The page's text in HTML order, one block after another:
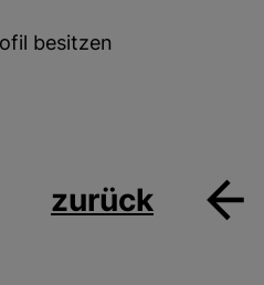
besitzen
zurück